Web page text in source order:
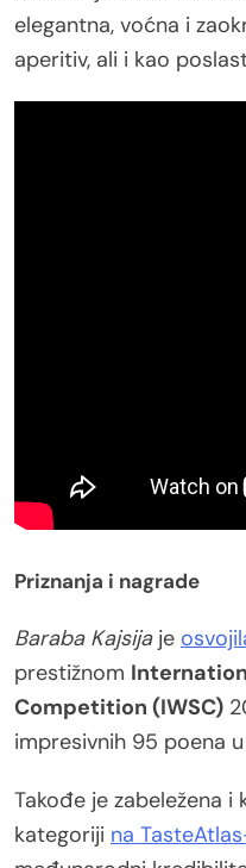
elegantna, voćna i
aperitiv, ali i kao
Priznanja i nagrade
Baraba Kajsijaje
prestižnom
Competition (IWSC)
impresivnih 95 poena
Takođe je zabeležena i
kategoriji na